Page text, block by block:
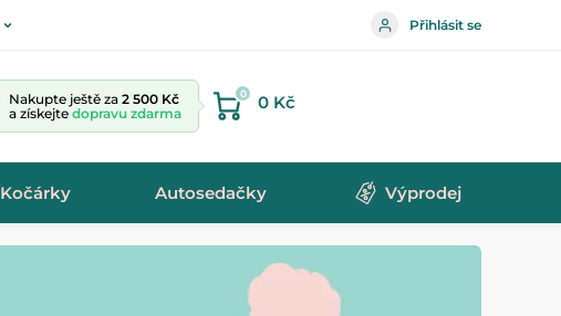
Přihlásit se
Nakupte ještě za 2 500 Kč
a získejte dopravu zdarma
0 0 Kč
Kočárky Autosedačky Výprodej